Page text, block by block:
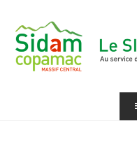
content